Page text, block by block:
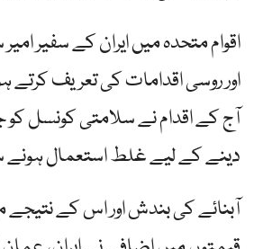
اقوام متحدہ میں ایران کے سفیر
اور روسی اقدامات کی تعریف کرتے
آج کے اقدام نے سلامتی کونسل کو
دینے کے لیے غلط استعمال ہونے
آبنائے کی بندش اور اس کے